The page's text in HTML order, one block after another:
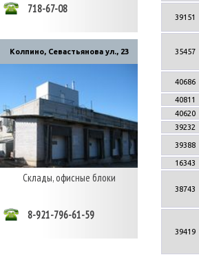
718-67-08
Колпино, Севастьянова ул., 23
Склады, офисные блоки
8-921-796-61-59
39151
35457
40686
40811
40620
39232
39388
16343
38743
39419